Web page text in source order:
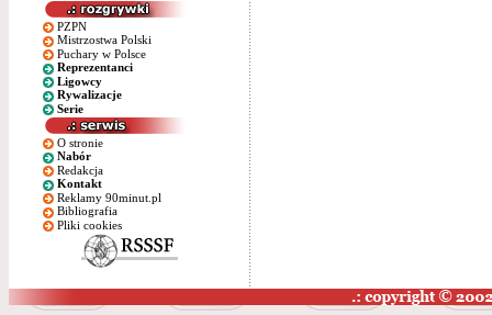
PZPN
Mistrzostwa Polski
Puchary w Polsce
Reprezentanci
Ligowcy
Rywalizacje
Serie
O stronie
Nabór
Redakcja
Kontakt
Reklamy 90minut.pl
Bibliografia
Pliki cookies